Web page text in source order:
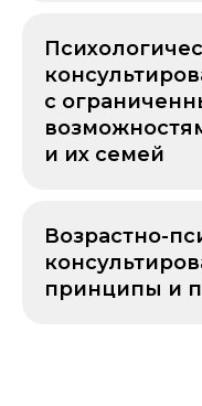
с
и их семей
Возрастно-
принципы и
34
программы
>500
городов и больше